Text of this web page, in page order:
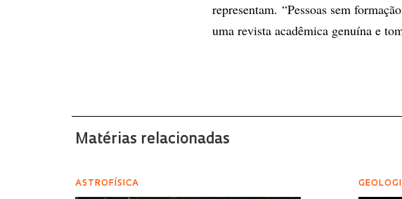
representam. “Pessoas sem
uma revista acadêmica genuína e